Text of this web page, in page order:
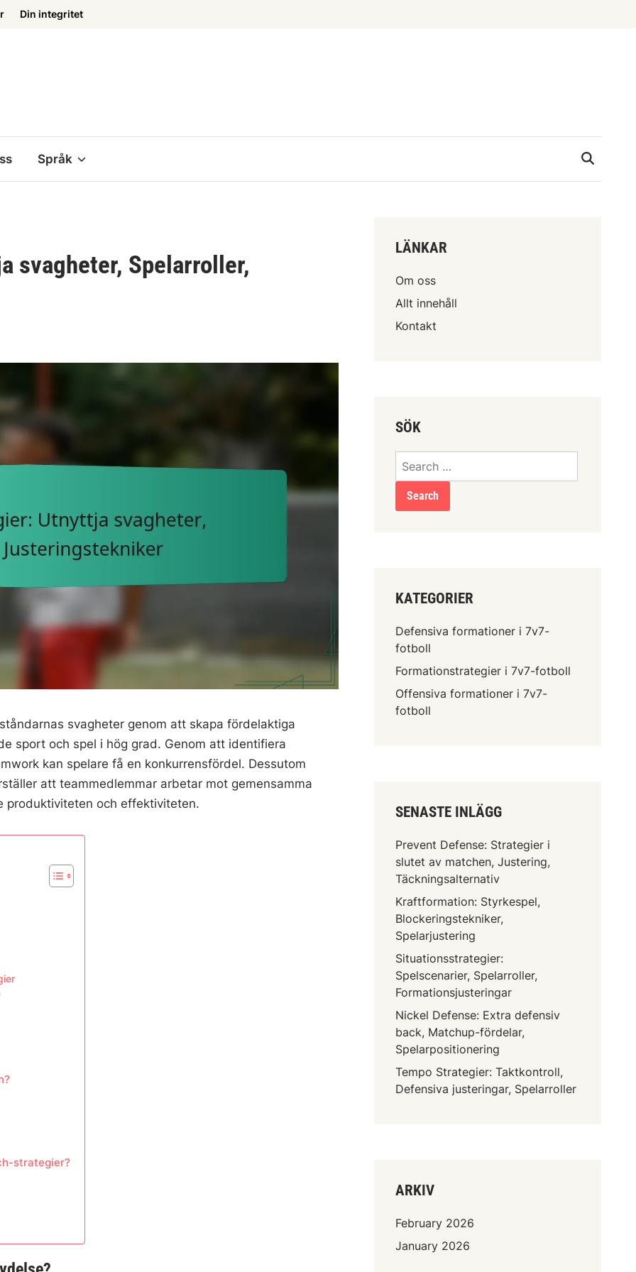
Din integritet
Språk
svagheter, Spelarroller,
svagheter genom att skapa fördelaktiga
sport och spel i hög grad. Genom att identifiera
kan spelare få en konkurrensfördel. Dessutom
att teammedlemmar arbetar mot gemensamma
produktiviteten och effektiviteten.
strategier?
LÄNKAR
Om oss
Allt innehåll
Kontakt
SÖK
Search
KATEGORIER
Defensiva formationer i 7v7-
fotboll
Formationstrategier i 7v7-fotboll
Offensiva formationer i 7v7-
fotboll
SENASTE INLÄGG
Prevent Defense: Strategier i
slutet av matchen, Justering,
Täckningsalternativ
Kraftformation: Styrkespel,
Blockeringstekniker,
Spelarjustering
Situationsstrategier:
Spelscenarier, Spelarroller,
Formationsjusteringar
Nickel Defense: Extra defensiv
back, Matchup-fördelar,
Spelarpositionering
Tempo Strategier: Taktkontroll,
Defensiva justeringar, Spelarroller
ARKIV
February 2026
January 2026